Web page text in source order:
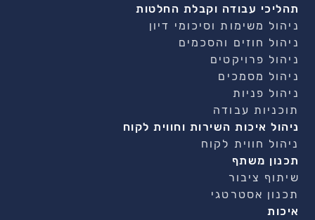
תהליכי עבודה וקבלת החלטות
ניהול משימות וסיכומי דיון
ניהול חוזים והסכמים
ניהול פרויקטים
ניהול מסמכים
ניהול פניות
תוכניות עבודה
ניהול איכות השירות וחווית לקוח
ניהול חווית לקוח
תכנון משתף
שיתוף ציבור
תכנון אסטרטגי
איכות